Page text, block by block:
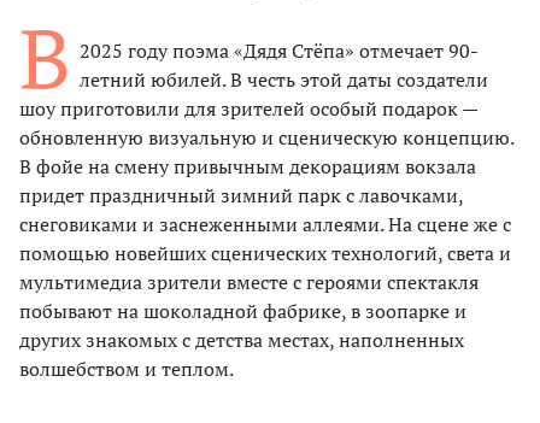
В 2025 году поэма «Дядя Стёпа» отмечает 90-
летний юбилей. В честь этой даты создатели
шоу приготовили для зрителей особый подарок —
обновленную визуальную и сценическую концепцию.
В фойе на смену привычным декорациям вокзала
придет праздничный зимний парк с лавочками,
снеговиками и заснеженными аллеями. На сцене же с
помощью новейших сценических технологий, света и
мультимедиа зрители вместе с героями спектакля
побывают на шоколадной фабрике, в зоопарке и
других знакомых с детства местах, наполненных
волшебством и теплом.